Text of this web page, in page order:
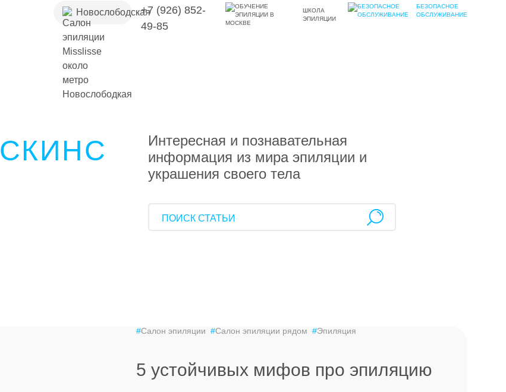
Новослободская+7 (926) 852-
49-85
ШКОЛА
ЭПИЛЯЦИИ
БЕЗОПАСНОЕ
ОБСЛУЖИВАНИЕ
СКИНС
Интересная и познавательная
информация из мира эпиляции и
украшения своего тела
#Салон эпиляции #Салон эпиляции рядом #Эпиляция
5 устойчивых мифов про эпиляцию